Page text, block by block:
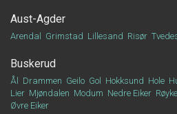
Aust-Agder
Arendal Grimstad Lillesand Risør
Buskerud
Ål Drammen Geilo Gol Hokksund Hole
Lier Mjøndalen Modum Nedre Eiker
Øvre Eiker